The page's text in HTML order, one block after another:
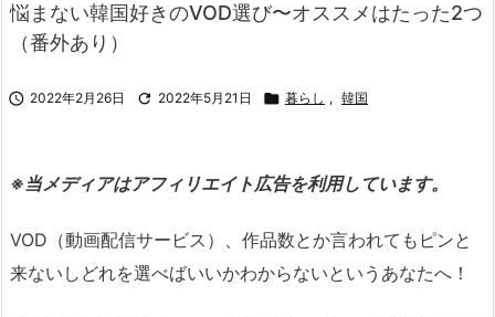
悩まない韓国好きのVOD選び〜オススメはたった2つ
（番外あり）
 2022年2月26日  2022年5月21日  暮らし , 韓国
※当メディアはアフィリエイト広告を利用しています。
VOD（動画配信サービス）、作品数とか言われてもピンと
来ないしどれを選べばいいかわからないというあなたへ！